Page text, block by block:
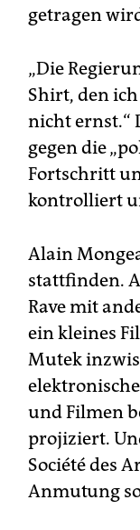
getragen
„Die
Shirt, den
nicht ernst.“
gegen die
Fortschritt
kontrolliert
Alain
stattfinden.
Rave mit
ein kleines
Mutek
und Filmen
projiziert.
Société des
Anmutung